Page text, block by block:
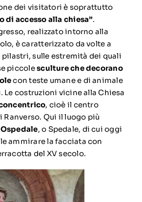
dei visitatori è soprattutto
di accesso alla chiesa”.
realizzato intorno alla
è caratterizzato da volte a
sulle estremità dei quali
piccolesculture che decorano
con teste umane e di animale
Le costruzioni vicine alla Chiesa
, cioè il centro
Ranverso. Qui il luogo più
Ospedale, o Spedale, di cui oggi
ammirare la facciata con
del XV secolo.